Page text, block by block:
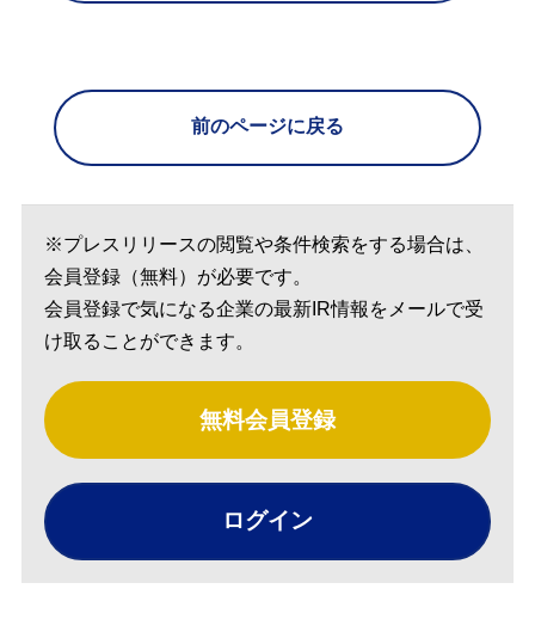
前のページに戻る
※プレスリリースの閲覧や条件検索をする場合は、
会員登録（無料）が必要です。
会員登録で気になる企業の最新IR情報をメールで受
け取ることができます。
無料会員登録
ログイン